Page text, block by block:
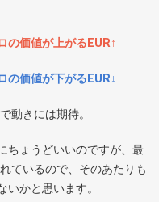
価値が上がるEUR↑
価値が下がるEUR↓
動きには期待。
ちょうどいいのですが、最
ているので、そのあたりも
かと思います。